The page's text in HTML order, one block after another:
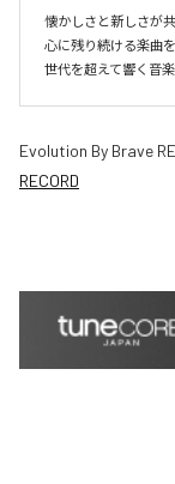
懐かしさと新しさが
心に残り続ける楽曲を
世代を超えて響く音
Evolution By Brave
RECORD